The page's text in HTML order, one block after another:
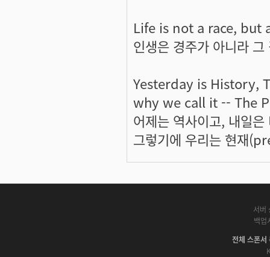
Life is not a race, but
인생은 경주가 아니라
Yesterday is History,
why we call it -- The
어제는 역사이고, 내일
그렇기에 우리는 현재
서버
백업
전체 스폰서